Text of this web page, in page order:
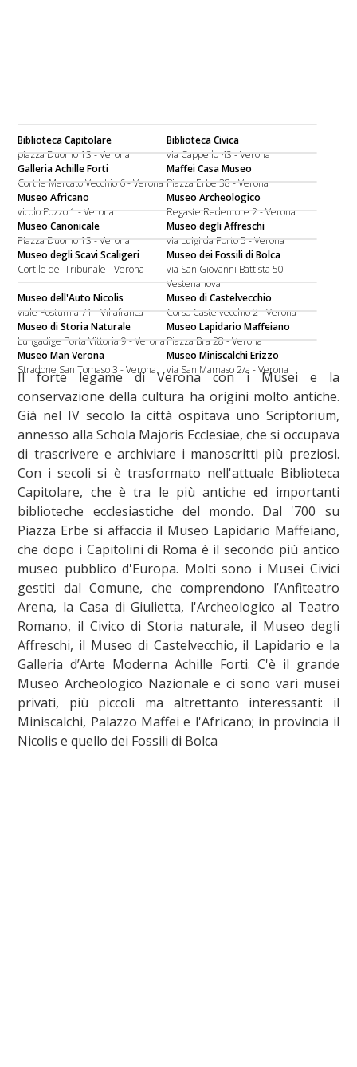
Biblioteca Capitolare
piazza Duomo 13 - Verona
Biblioteca Civica
via Cappello 43 - Verona
Galleria Achille Forti
Cortile Mercato Vecchio 6 - Verona
Maffei Casa Museo
Piazza Erbe 38 - Verona
Museo Africano
vicolo Pozzo 1 - Verona
Museo Archeologico
Regaste Redentore 2 - Verona
Museo Canonicale
Piazza Duomo 13 - Verona
Museo degli Affreschi
via Luigi da Porto 5 - Verona
Museo degli Scavi Scaligeri
Cortile del Tribunale - Verona
Museo dei Fossili di Bolca
via San Giovanni Battista 50 -
Vestenanova
Museo dell'Auto Nicolis
viale Postumia 71 - Villafranca
Museo di Castelvecchio
Corso Castelvecchio 2 - Verona
Museo di Storia Naturale
Lungadige Porta Vittoria 9 - Verona
Museo Lapidario Maffeiano
Piazza Bra 28 - Verona
Museo Man Verona
Stradone San Tomaso 3 - Verona
Museo Miniscalchi Erizzo
via San Mamaso 2/a - Verona
Il forte legame di Verona con i Musei e la
conservazione della cultura ha origini molto antiche.
Già nel IV secolo la città ospitava uno Scriptorium,
annesso alla Schola Majoris Ecclesiae, che si occupava
di trascrivere e archiviare i manoscritti più preziosi.
Con i secoli si è trasformato nell'attuale Biblioteca
Capitolare, che è tra le più antiche ed importanti
biblioteche ecclesiastiche del mondo. Dal '700 su
Piazza Erbe si affaccia il Museo Lapidario Maffeiano,
che dopo i Capitolini di Roma è il secondo più antico
museo pubblico d'Europa. Molti sono i Musei Civici
gestiti dal Comune, che comprendono l’Anfiteatro
Arena, la Casa di Giulietta, l'Archeologico al Teatro
Romano, il Civico di Storia naturale, il Museo degli
Affreschi, il Museo di Castelvecchio, il Lapidario e la
Galleria d’Arte Moderna Achille Forti. C'è il grande
Museo Archeologico Nazionale e ci sono vari musei
privati, più piccoli ma altrettanto interessanti: il
Miniscalchi, Palazzo Maffei e l'Africano; in provincia il
Nicolis e quello dei Fossili di Bolca